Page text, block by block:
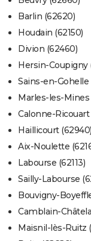
Barlin (62620)
Houdain (62150)
Divion (62460)
Hersin-Coupigny
Sains-en-Gohelle
Marles-les-Mines
Calonne-Ricouart
Haillicourt (62940)
Aix-Noulette
Labourse (62113)
Sailly-Labourse
Bouvigny-
Camblain-
Maisnil-lès-Ruitz